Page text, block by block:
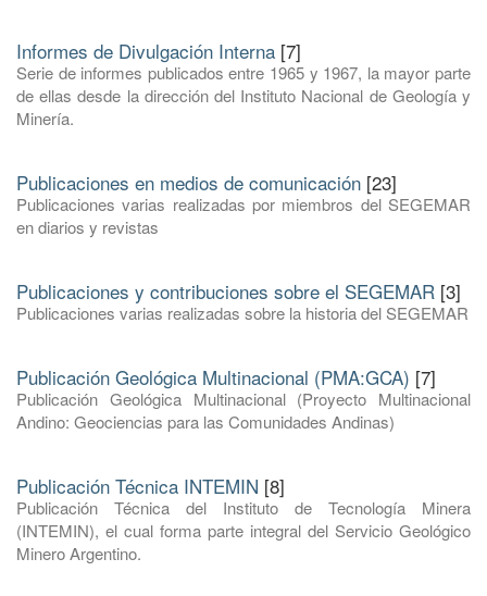
Informes de Divulgación Interna [7]
Serie de informes publicados entre 1965 y 1967, la mayor parte
de ellas desde la dirección del Instituto Nacional de Geología y
Minería.
Publicaciones en medios de comunicación [23]
Publicaciones varias realizadas por miembros del SEGEMAR
en diarios y revistas
Publicaciones y contribuciones sobre el SEGEMAR [3]
Publicaciones varias realizadas sobre la historia del SEGEMAR
Publicación Geológica Multinacional (PMA:GCA) [7]
Publicación Geológica Multinacional (Proyecto Multinacional
Andino: Geociencias para las Comunidades Andinas)
Publicación Técnica INTEMIN [8]
Publicación Técnica del Instituto de Tecnología Minera
(INTEMIN), el cual forma parte integral del Servicio Geológico
Minero Argentino.